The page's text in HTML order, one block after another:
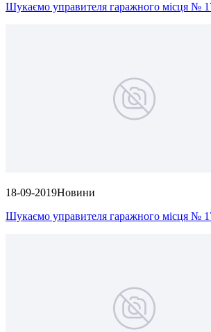
Шукаємо управителя гаражного місця №
18-09-2019Новини
Шукаємо управителя гаражного місця №